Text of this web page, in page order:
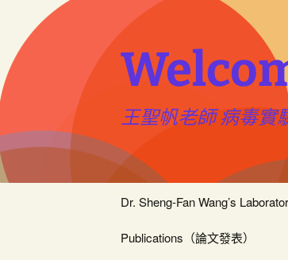
內
容
王聖帆老師 病毒實
Dr. Sheng-Fan Wang’s
Publications（論文發表）